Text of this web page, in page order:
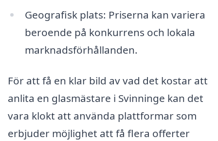
Geografisk plats: Priserna kan variera
beroende på konkurrens och lokala
marknadsförhållanden.
För att få en klar bild av vad det kostar att
anlita en glasmästare i Svinninge kan det
vara klokt att använda plattformar som
erbjuder möjlighet att få flera offerter